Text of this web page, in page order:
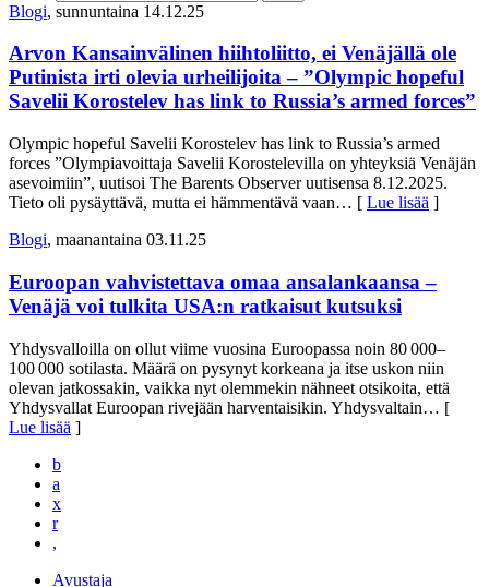
Blogi, sunnuntaina 14.12.25
Arvon Kansainvälinen hiihtoliitto, ei Venäjällä ole
Putinista irti olevia urheilijoita – ”Olympic hopeful
Savelii Korostelev has link to Russia’s armed forces”
Olympic hopeful Savelii Korostelev has link to Russia’s armed
forces ”Olympiavoittaja Savelii Korostelevilla on yhteyksiä Venäjän
asevoimiin”, uutisoi The Barents Observer uutisensa 8.12.2025.
Tieto oli pysäyttävä, mutta ei hämmentävä vaan… [ Lue lisää ]
Blogi, maanantaina 03.11.25
Euroopan vahvistettava omaa ansalankaansa –
Venäjä voi tulkita USA:n ratkaisut kutsuksi
Yhdysvalloilla on ollut viime vuosina Euroopassa noin 80 000–
100 000 sotilasta. Määrä on pysynyt korkeana ja itse uskon niin
olevan jatkossakin, vaikka nyt olemmekin nähneet otsikoita, että
Yhdysvallat Euroopan rivejään harventaisikin. Yhdysvaltain… [
Lue lisää ]
b
a
x
r
,
Avustaja